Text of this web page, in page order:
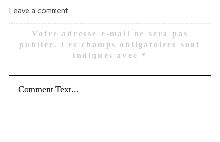
Leave a comment
Votre adresse e-mail ne sera pas
publiée.
Les champs obligatoires sont
indiqués avec *